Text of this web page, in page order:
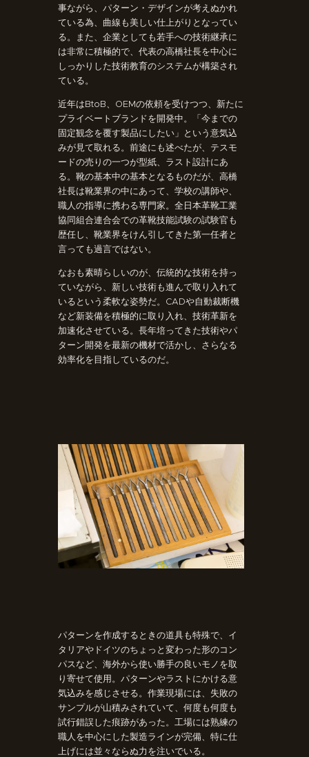
事ながら、パターン・デザインが考えぬかれ
ている為、曲線も美しい仕上がりとなってい
る。また、企業としても若手への技術継承に
は非常に積極的で、代表の高橋社長を中心に
しっかりした技術教育のシステムが構築され
ている。
近年はBtoB、OEMの依頼を受けつつ、新たに
プライベートブランドを開発中。「今までの
固定観念を覆す製品にしたい」という意気込
みが見て取れる。前途にも述べたが、テスモ
ードの売りの一つが型紙、ラスト設計にあ
る。靴の基本中の基本となるものだが、高橋
社長は靴業界の中にあって、学校の講師や、
職人の指導に携わる専門家。全日本革靴工業
協同組合連合会での革靴技能試験の試験官も
歴任し、靴業界をけん引してきた第一任者と
言っても過言ではない。
なおも素晴らしいのが、伝統的な技術を持っ
ていながら、新しい技術も進んで取り入れて
いるという柔軟な姿勢だ。CADや自動裁断機
など新装備を積極的に取り入れ、技術革新を
加速化させている。長年培ってきた技術やパ
ターン開発を最新の機材で活かし、さらなる
効率化を目指しているのだ。
パターンを作成するときの道具も特殊で、イ
タリアやドイツのちょっと変わった形のコン
パスなど、海外から使い勝手の良いモノを取
り寄せて使用。パターンやラストにかける意
気込みを感じさせる。作業現場には、失敗の
サンプルが山積みされていて、何度も何度も
試行錯誤した痕跡があった。工場には熟練の
職人を中心にした製造ラインが完備、特に仕
上げには並々ならぬ力を注いでいる。